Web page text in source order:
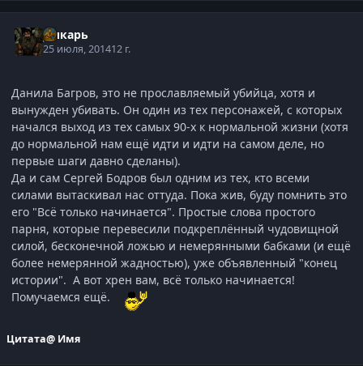
Дикарь
25 июля, 201412 г.
Данила Багров, это не прославляемый убийца, хотя и
вынужден убивать. Он один из тех персонажей, с которых
начался выход из тех самых 90-х к нормальной жизни (хотя
до нормальной нам ещё идти и идти на самом деле, но
первые шаги давно сделаны).
Да и сам Сергей Бодров был одним из тех, кто всеми
силами вытаскивал нас оттуда. Пока жив, буду помнить это
его "Всё только начинается". Простые слова простого
парня, которые перевесили подкреплённый чудовищной
силой, бесконечной ложью и немерянными бабками (и ещё
более немерянной жадностью), уже объявленный "конец
истории". А вот хрен вам, всё только начинается!
Помучаемся ещё.
Цитата@ Имя